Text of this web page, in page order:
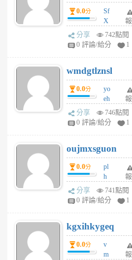
前
dY0.0分
Sf
X
Pe
Jc
R
P
m
v
A
V
個
月
前
報
分享
742點閱
0 評論/給分
1
wmdgtlznsl
0.0分
yo
eh
ld
gy
個
月
前
報
分享
746點閱
0 評論/給分
1
oujmxsguon
0.0分
pl
h
wi
w
6
個
月
前
報
分享
741點閱
0 評論/給分
1
kgxihkygeq
0.0分
v
m
報